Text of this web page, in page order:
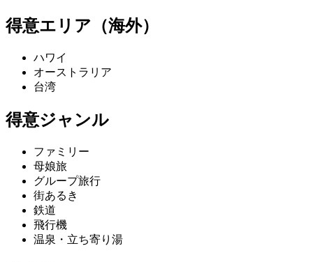
得意エリア（海外）
ハワイ
オーストラリア
台湾
得意ジャンル
ファミリー
母娘旅
グループ旅行
街あるき
鉄道
飛行機
温泉・立ち寄り湯